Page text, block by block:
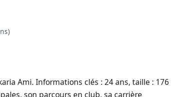
Ami. Informations clés : 24 ans, taille : 176
son parcours en club, sa carrière